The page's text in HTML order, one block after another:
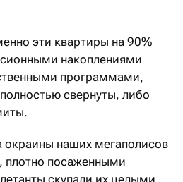
эти квартиры на 90%
накоплениями
программами,
свернуты, либо
окраины наших мегаполисов
плотно посаженными
скупали их целыми